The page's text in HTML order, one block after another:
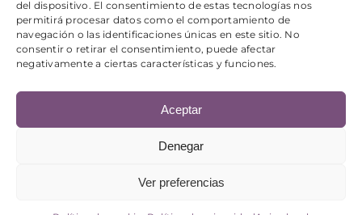
del dispositivo. El consentimiento de estas tecnologías nos
permitirá procesar datos como el comportamiento de
navegación o las identificaciones únicas en este sitio. No
consentir o retirar el consentimiento, puede afectar
negativamente a ciertas características y funciones.
Aceptar
Denegar
Ver preferencias
-Términos y condiciones